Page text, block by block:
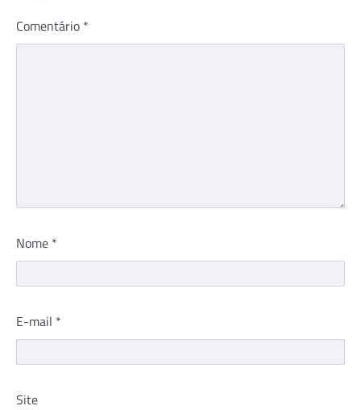
Comentário *
Nome *
E-mail *
Site